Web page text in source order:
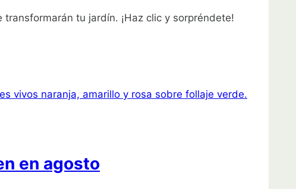
tu jardín. ¡Haz clic y sorpréndete!
en agosto